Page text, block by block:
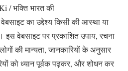
/ भक्ति भारत की
का उद्देश्य किसी की आस्था या
वेबसाइट पर प्रकाशित उपाय, रचना
की मान्यता, जानकारियों के अनुसार
को ध्यान पूर्वक पढ़कर, और शोधन कर